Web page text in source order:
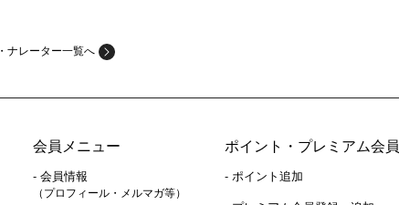
ナレーター一覧へ
会員メニュー
- 会員情報
（プロフィール・メルマガ等）
ポイント・プレミアム会員
- ポイント追加